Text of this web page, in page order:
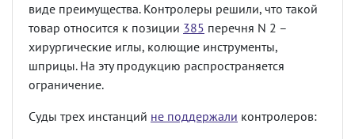
виде преимущества. Контролеры решили, что такой
товар относится к позиции 385 перечня N 2 –
хирургические иглы, колющие инструменты,
шприцы. На эту продукцию распространяется
ограничение.
Суды трех инстанций не поддержали контролеров: